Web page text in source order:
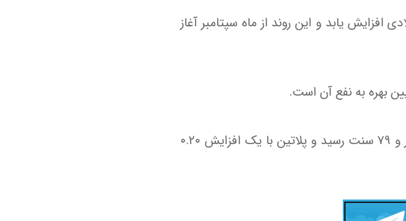
۵۳ واحد در سال جاری میلادی افزایش یابد و این روند از ماه سپتامبر آغاز
بهره به نفع آن است.
در میان سایر فلزات گران‌بها، قیمت نقره با ۰.۹۴ درصد کاهش به ۳۲ دلار و ۷۹ سنت رسید و پلاتین با یک افزایش ۰.۲۰